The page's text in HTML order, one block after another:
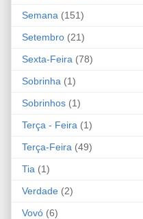
Semana (151)
Setembro (21)
Sexta-Feira (78)
Sobrinha (1)
Sobrinhos (1)
Terça - Feira (1)
Terça-Feira (49)
Tia (1)
Verdade (2)
Vovó (6)